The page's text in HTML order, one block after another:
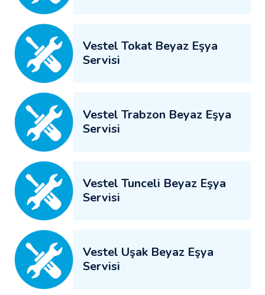
Vestel Tokat Beyaz Eşya
Servisi
Vestel Trabzon Beyaz Eşya
Servisi
Vestel Tunceli Beyaz Eşya
Servisi
Vestel Uşak Beyaz Eşya
Servisi